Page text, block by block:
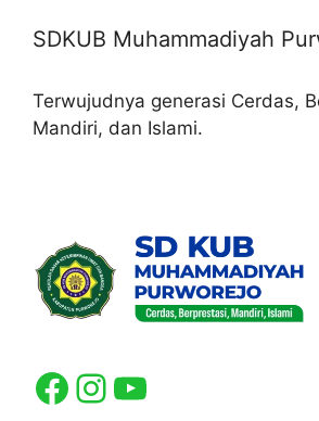
SDKUB Muhammadiyah
Terwujudnya generasi Cerdas,
Mandiri, dan Islami.
Facebook
Instagram
YouTube